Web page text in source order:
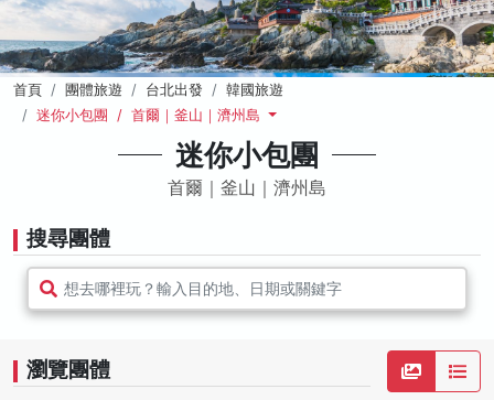
首頁 團體旅遊 台北出發
韓國旅遊
迷你小包團 / 首爾｜釜山｜濟州島
迷你小包團
首爾｜釜山｜濟州島
搜尋團體
想去哪裡玩？輸入目的地、日期或關鍵字
瀏覽團體